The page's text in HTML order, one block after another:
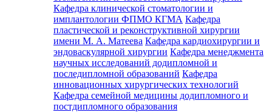
Кафедра клинической стоматологии и
имплантологии ФПМО КГМА Кафедра
пластической и реконструктивной хирургии
имени М. А. Матеева Кафедра кардиохирургии и
эндоваскулярной хирургии Кафедра менеджмента
научных исследований додипломной и
последипломной образований Кафедра
инновационных хирургических технологий
Кафедра семейной медицины додипломного и
постдипломного образования